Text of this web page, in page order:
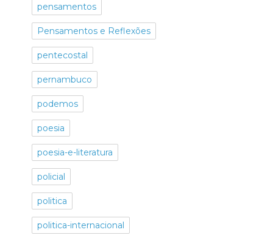
pensamentos
Pensamentos e Reflexões
pentecostal
pernambuco
podemos
poesia
poesia-e-literatura
policial
politica
politica-internacional